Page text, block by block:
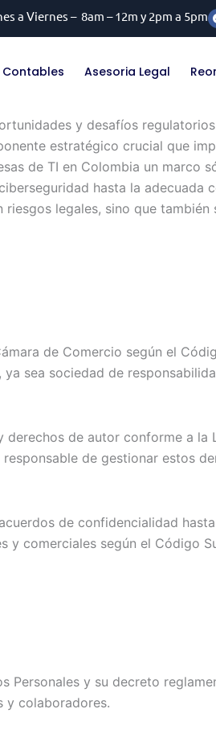
a Viernes – 8am – 12m y 2pm a 5pm
Contables Asesoria Legal
y desafíos
estratégico crucial que
de TI en Colombia un marco
hasta la adecuada
legales, sino que
de Comercio según el
sea sociedad de
de autor conforme a la
de gestionar estos
de confidencialidad
comerciales según el Código
y su decreto
y colaboradores.